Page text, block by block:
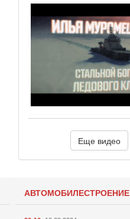
Еще видео
АВТОМОБИЛЕСТРОЕНИЕ